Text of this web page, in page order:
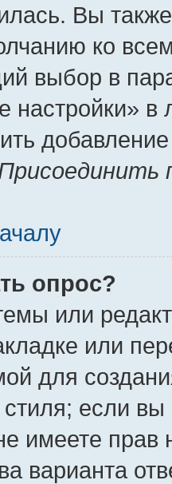
Вы
ко
выбор в
настройки»
опрос?
или
или
для
если
имеете прав
варианта